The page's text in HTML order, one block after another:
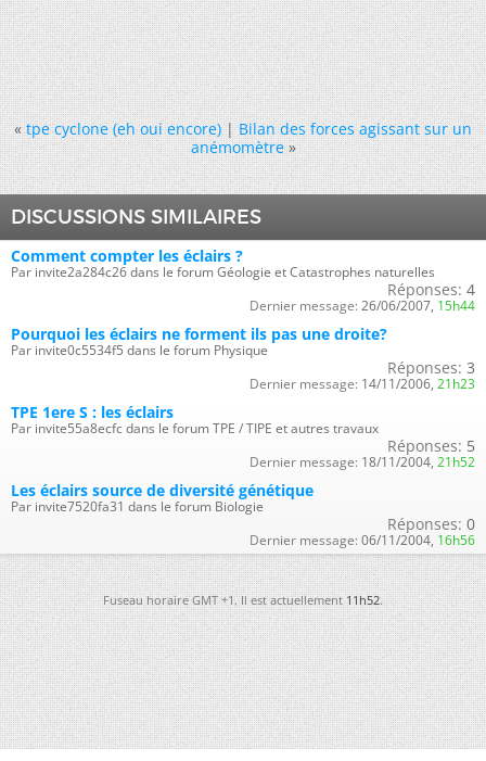
« tpe cyclone (eh oui encore)|Bilan des forces agissant sur un
anémomètre »
DISCUSSIONS SIMILAIRES
Comment compter les éclairs ?
Par invite2a284c26 dans le forum Géologie et Catastrophes naturelles
Réponses: 4
Dernier message: 26/06/2007, 15h44
Pourquoi les éclairs ne forment ils pas une droite?
Par invite0c5534f5 dans le forum Physique
Réponses: 3
Dernier message: 14/11/2006, 21h23
TPE 1ere S : les éclairs
Par invite55a8ecfc dans le forum TPE / TIPE et autres travaux
Réponses: 5
Dernier message: 18/11/2004, 21h52
Les éclairs source de diversité génétique
Par invite7520fa31 dans le forum Biologie
Réponses: 0
Dernier message: 06/11/2004, 16h56
Fuseau horaire GMT +1. Il est actuellement11h52.